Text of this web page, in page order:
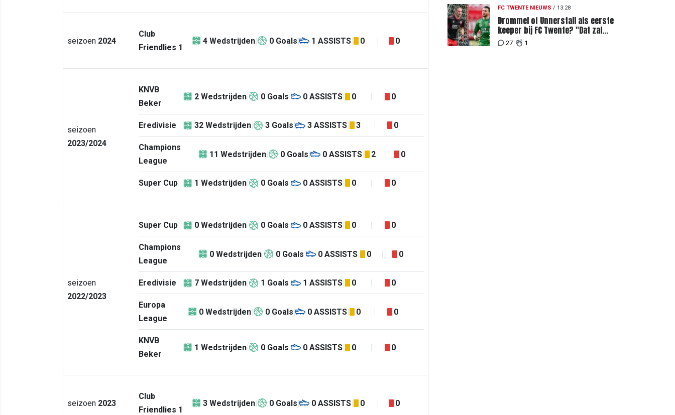
seizoen 2024
Club
Friendlies 1
4 Wedstrijden 0 Goals 1 ASSISTS 0 0
seizoen
2023/2024
KNVB
Beker
2 Wedstrijden 0 Goals 0 ASSISTS 0 0
Eredivisie 32 Wedstrijden 3 Goals 3 ASSISTS 3 0
Champions
League
11 Wedstrijden 0 Goals 0 ASSISTS 2 0
Super Cup 1 Wedstrijden 0 Goals 0 ASSISTS 0 0
seizoen
2022/2023
Super Cup 0 Wedstrijden 0 Goals 0 ASSISTS 0 0
Champions
League
0 Wedstrijden 0 Goals 0 ASSISTS 0 0
Eredivisie 7 Wedstrijden 1 Goals 1 ASSISTS 0 0
Europa
League
0 Wedstrijden 0 Goals 0 ASSISTS 0 0
KNVB
Beker
1 Wedstrijden 0 Goals 0 ASSISTS 0 0
seizoen 2023
Club
Friendlies 1
3 Wedstrijden 0 Goals 0 ASSISTS 0 0
FC TWENTE NIEUWS / 13:28
Drommel of Unnerstall als eerste
keeper bij FC Twente? "Dat zal
Ten Hag van Van den Brom eisen"
27 1